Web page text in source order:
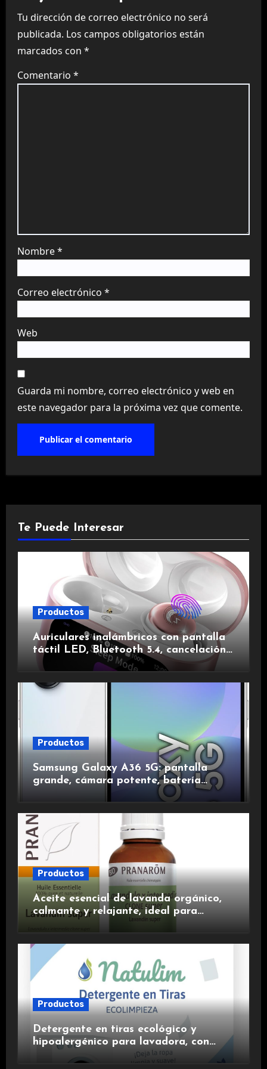
Tu dirección de correo electrónico no será
publicada. Los campos obligatorios están
marcados con *
Comentario *
Nombre*
Correo electrónico *
Web
Guarda mi nombre, correo electrónico y web en
este navegador para la próxima vez que comente.
Te Puede Interesar
Productos
Auriculares inalámbricos con pantalla
táctil LED, Bluetooth 5.4, cancelación
de ruido, impermeables y de larga
duración.
Productos
Samsung Galaxy A36 5G: pantalla
grande, cámara potente, batería
duradera y carga rápida para una
experiencia premium.
Productos
Aceite esencial de lavanda orgánico,
calmante y relajante, ideal para
Productos
Detergente en tiras ecológico y
hipoalergénico para lavadora, con
suavizante incluido y fragancia de